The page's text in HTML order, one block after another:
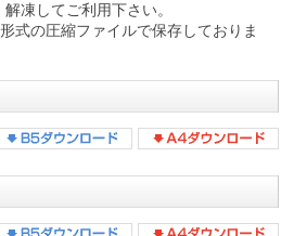
凍してご利用下さい。
式の圧縮ファイルで保存しておりま